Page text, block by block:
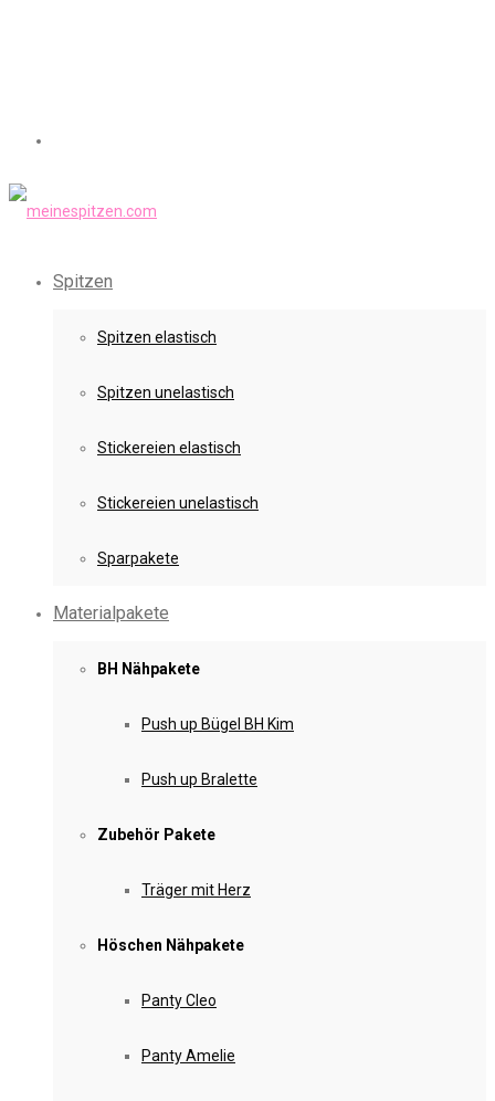
Spitzen
Spitzen elastisch
Spitzen unelastisch
Stickereien elastisch
Stickereien unelastisch
Sparpakete
Materialpakete
BH Nähpakete
Push up Bügel BH Kim
Push up Bralette
Zubehör Pakete
Träger mit Herz
Höschen Nähpakete
Panty Cleo
Panty Amelie